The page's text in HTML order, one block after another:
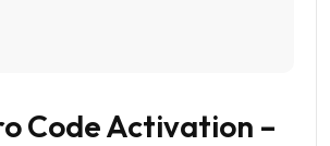
Code Activation –